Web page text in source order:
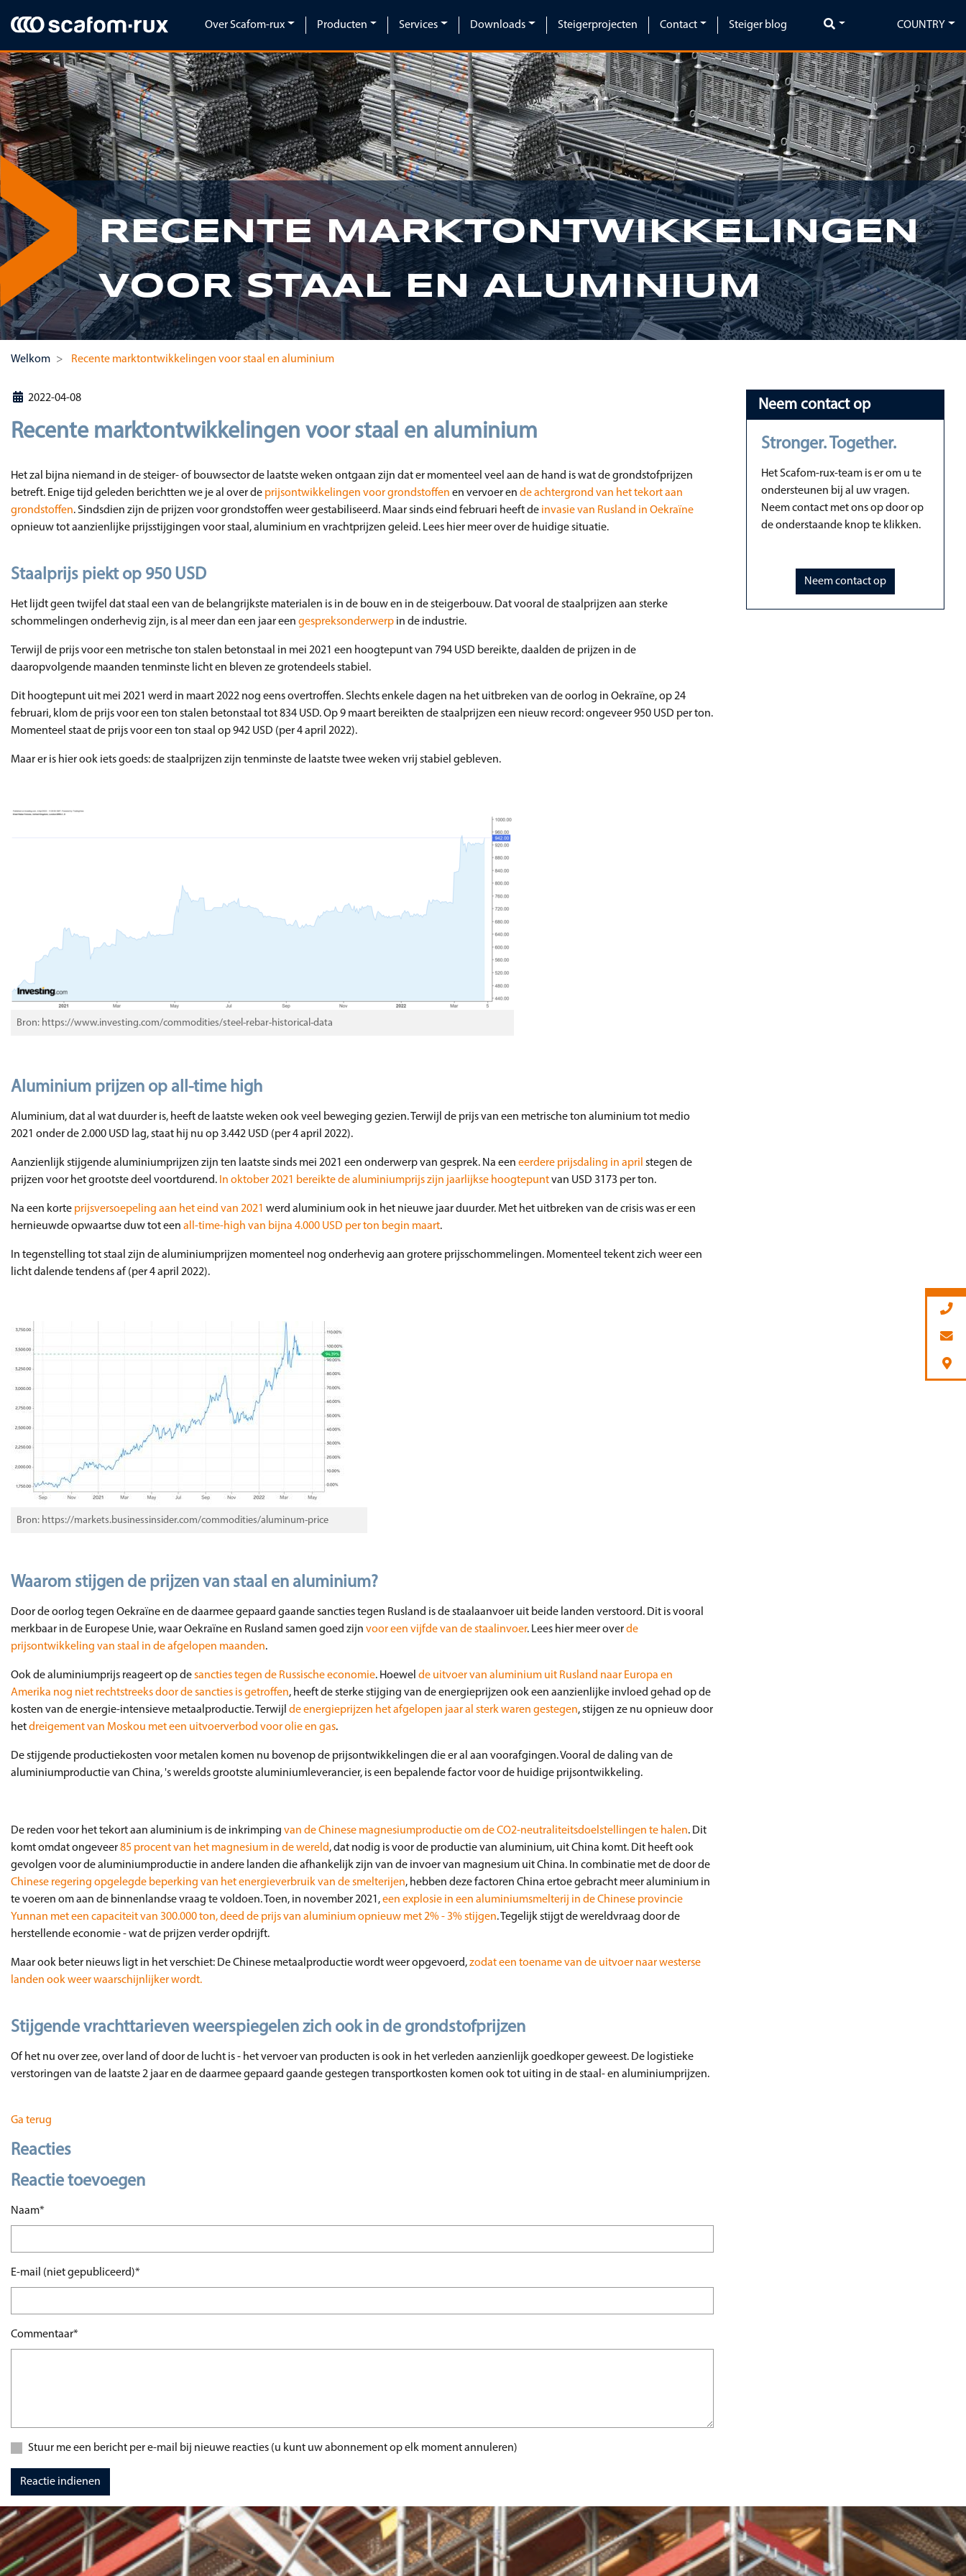
Navigatie overslaan
Over Scafom-rux Producten Services Downloads Steigerprojecten Contact Steiger blog COUNTRY
Previous Next
RECENTE MARKTONTWIKKELINGEN
VOOR STAAL EN ALUMINIUM
Welkom Recente marktontwikkelingen voor staal en aluminium
2022-04-08
Recente marktontwikkelingen voor staal en aluminium
Het zal bijna niemand in de steiger- of bouwsector de laatste weken ontgaan zijn dat er momenteel veel aan de hand is wat de grondstofprijzen
betreft. Enige tijd geleden berichtten we je al over de prijsontwikkelingen voor grondstoffen en vervoer en de achtergrond van het tekort aan
grondstoffen. Sindsdien zijn de prijzen voor grondstoffen weer gestabiliseerd. Maar sinds eind februari heeft de invasie van Rusland in Oekraïne
opnieuw tot aanzienlijke prijsstijgingen voor staal, aluminium en vrachtprijzen geleid. Lees hier meer over de huidige situatie.
Staalprijs piekt op 950 USD
Het lijdt geen twijfel dat staal een van de belangrijkste materialen is in de bouw en in de steigerbouw. Dat vooral de staalprijzen aan sterke
schommelingen onderhevig zijn, is al meer dan een jaar een gespreksonderwerp in de industrie.
Terwijl de prijs voor een metrische ton stalen betonstaal in mei 2021 een hoogtepunt van 794 USD bereikte, daalden de prijzen in de
daaropvolgende maanden tenminste licht en bleven ze grotendeels stabiel.
Dit hoogtepunt uit mei 2021 werd in maart 2022 nog eens overtroffen. Slechts enkele dagen na het uitbreken van de oorlog in Oekraïne, op 24
februari, klom de prijs voor een ton stalen betonstaal tot 834 USD. Op 9 maart bereikten de staalprijzen een nieuw record: ongeveer 950 USD per ton.
Momenteel staat de prijs voor een ton staal op 942 USD (per 4 april 2022).
Maar er is hier ook iets goeds: de staalprijzen zijn tenminste de laatste twee weken vrij stabiel gebleven.
Bron: https://www.investing.com/commodities/steel-rebar-historical-data
Aluminium prijzen op all-time high
Aluminium, dat al wat duurder is, heeft de laatste weken ook veel beweging gezien. Terwijl de prijs van een metrische ton aluminium tot medio
2021 onder de 2.000 USD lag, staat hij nu op 3.442 USD (per 4 april 2022).
Aanzienlijk stijgende aluminiumprijzen zijn ten laatste sinds mei 2021 een onderwerp van gesprek. Na een eerdere prijsdaling in april stegen de
prijzen voor het grootste deel voortdurend. In oktober 2021 bereikte de aluminiumprijs zijn jaarlijkse hoogtepuntvan USD 3173 per ton.
Na een korte prijsversoepeling aan het eind van 2021 werd aluminium ook in het nieuwe jaar duurder. Met het uitbreken van de crisis was er een
hernieuwde opwaartse duw tot een all-time-high van bijna 4.000 USD per ton begin maart.
In tegenstelling tot staal zijn de aluminiumprijzen momenteel nog onderhevig aan grotere prijsschommelingen. Momenteel tekent zich weer een
licht dalende tendens af (per 4 april 2022).
Bron: https://markets.businessinsider.com/commodities/aluminum-price
Waarom stijgen de prijzen van staal en aluminium?
Door de oorlog tegen Oekraïne en de daarmee gepaard gaande sancties tegen Rusland is de staalaanvoer uit beide landen verstoord. Dit is vooral
merkbaar in de Europese Unie, waar Oekraïne en Rusland samen goed zijn voor een vijfde van de staalinvoer. Lees hier meer overde
prijsontwikkeling van staal in de afgelopen maanden.
Ook de aluminiumprijs reageert op desancties tegen de Russische economie. Hoewel de uitvoer van aluminium uit Rusland naar Europa en
Amerika nog niet rechtstreeks door de sancties is getroffen, heeft de sterke stijging van de energieprijzen ook een aanzienlijke invloed gehad op de
kosten van de energie-intensieve metaalproductie. Terwijl de energieprijzen het afgelopen jaar al sterk waren gestegen, stijgen ze nu opnieuw door
hetdreigement van Moskou met een uitvoerverbod voor olie en gas.
De stijgende productiekosten voor metalen komen nu bovenop de prijsontwikkelingen die er al aan voorafgingen. Vooral de daling van de
aluminiumproductie van China, 's werelds grootste aluminiumleverancier, is een bepalende factor voor de huidige prijsontwikkeling.
De reden voor het tekort aan aluminium is de inkrimping van de Chinese magnesiumproductie om de CO2-neutraliteitsdoelstellingen te halen. Dit
komt omdat ongeveer85 procent van het magnesium in de wereld, dat nodig is voor de productie van aluminium, uit China komt. Dit heeft ook
gevolgen voor de aluminiumproductie in andere landen die afhankelijk zijn van de invoer van magnesium uit China. In combinatie met de door de
Chinese regering opgelegde beperking van het energieverbruik van de smelterijen, hebben deze factoren China ertoe gebracht meer aluminium in
te voeren om aan de binnenlandse vraag te voldoen. Toen, in november 2021,een explosie in een aluminiumsmelterij in de Chinese provincie
Yunnan met een capaciteit van 300.000 ton, deed de prijs van aluminium opnieuw met 2% - 3% stijgen. Tegelijk stijgt de wereldvraag door de
herstellende economie - wat de prijzen verder opdrijft.
Maar ook beter nieuws ligt in het verschiet: De Chinese metaalproductie wordt weer opgevoerd,zodat een toename van de uitvoer naar westerse
landen ook weer waarschijnlijker wordt.
Stijgende vrachttarieven weerspiegelen zich ook in de grondstofprijzen
Of het nu over zee, over land of door de lucht is - het vervoer van producten is ook in het verleden aanzienlijk goedkoper geweest. De logistieke
verstoringen van de laatste 2 jaar en de daarmee gepaard gaande gestegen transportkosten komen ook tot uiting in de staal- en aluminiumprijzen.
Ga terug
Reacties
Reactie toevoegen
Verplicht veld
Naam*
Verplicht veld
E-mail (niet gepubliceerd)*
Verplicht veld
Commentaar*
Stuur me een bericht per e-mail bij nieuwe reacties (u kunt uw abonnement op elk moment annuleren)
Reactie indienen
Neem contact op
Stronger. Together.
Het Scafom-rux-team is er om u te
ondersteunen bij al uw vragen.
Neem contact met ons op door op
de onderstaande knop te klikken.
Neem contact op